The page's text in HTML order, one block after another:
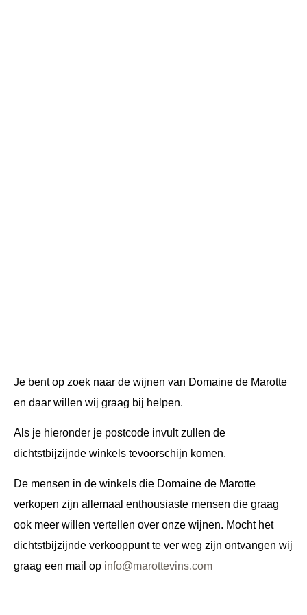
Je bent op zoek naar de wijnen van Domaine de Marotte
en daar willen wij graag bij helpen.
Als je hieronder je postcode invult zullen de
dichtstbijzijnde winkels tevoorschijn komen.
De mensen in de winkels die Domaine de Marotte
verkopen zijn allemaal enthousiaste mensen die graag
ook meer willen vertellen over onze wijnen. Mocht het
dichtstbijzijnde verkooppunt te ver weg zijn ontvangen wij
graag een mail op info@marottevins.com